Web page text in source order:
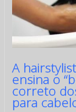
A
ensina o
correto
para